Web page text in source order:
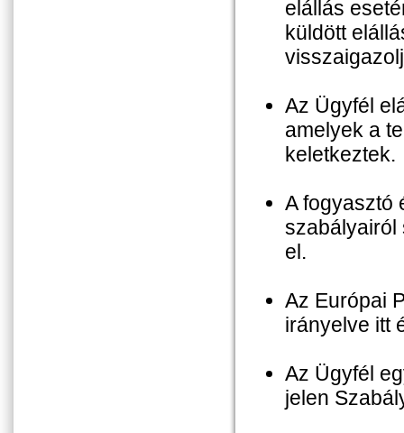
elállás
küldött
Az Ügyfél
amelyek a
keletkeztek.
A fogyasztó
szabályairól
el.
Az Európai
irányelve itt
Az Ügyfél
jelen